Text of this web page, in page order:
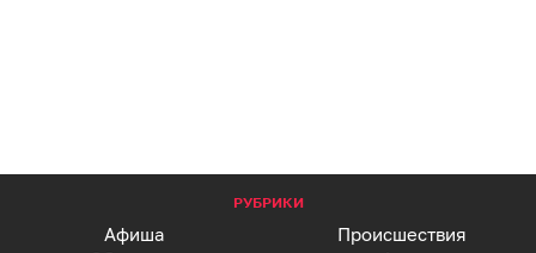
РУБРИКИ
Афиша
Происшествия